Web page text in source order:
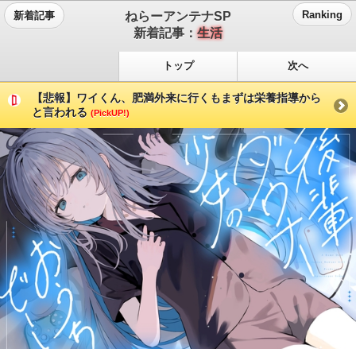
新着記事
ねらーアンテナSP
新着記事：生活
Ranking
トップ 次へ
【悲報】ワイくん、肥満外来に行くもまずは栄養指導から
と言われる (PickUP!)